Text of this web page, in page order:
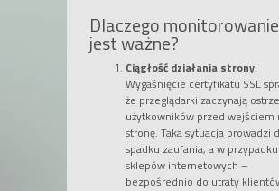
Dlaczego
jest ważne?
Ciągłość działania strony:
Wygaśnięcie certyfikatu SSL
że przeglądarki zaczynają
użytkowników przed wejściem
stronę. Taka sytuacja prowadzi
spadku zaufania, a w przypadku
sklepów internetowych –
bezpośrednio do utraty